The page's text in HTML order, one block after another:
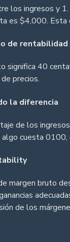
los ingresos y
es $4,000.
de rentabilidad
significa 40
precios.
la diferencia
de los
cuesta
margen bruto
de los